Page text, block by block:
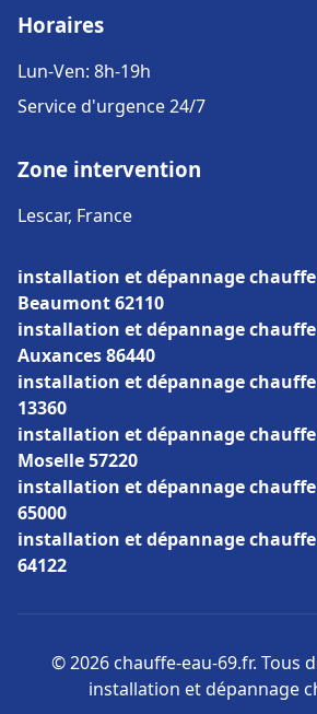
Horaires
Lun-Ven: 8h-19h
Service d'urgence 24/7
Zone intervention
Lescar, France
installation et dépannage
Beaumont 62110
installation et dépannage
Auxances 86440
installation et dépannage
13360
installation et dépannage
Moselle 57220
installation et dépannage chauffe
65000
installation et dépannage
64122
© 2026 chauffe-eau-69.fr. Tous
installation et dépannage